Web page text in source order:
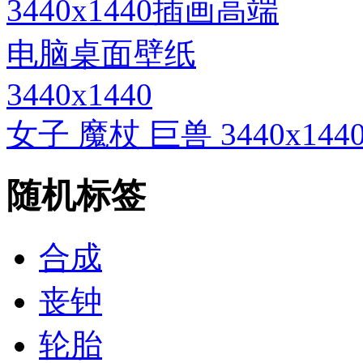
3440x1440
女子 魔杖 巨兽
随机标签
合成
丧钟
轮胎